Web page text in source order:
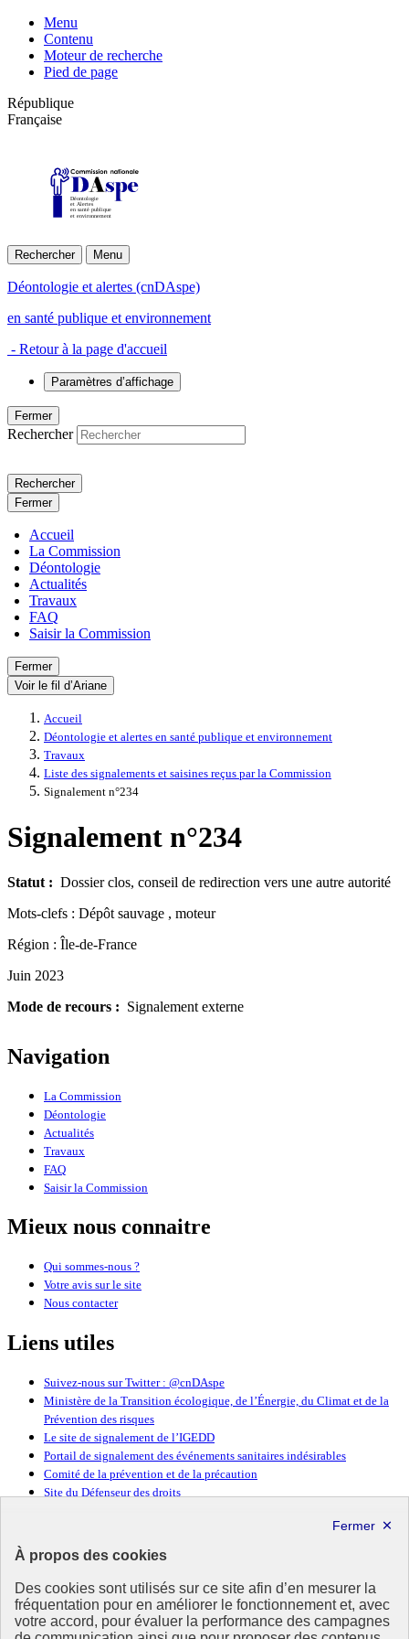
Menu
Contenu
Moteur de recherche
Pied de page
République
Française
Déontologie
et Alertes
en santé publique
et environnement
Rechercher Menu
Déontologie et alertes (cnDAspe)
en santé publique et environnement
- Retour à la page d'accueil
Paramètres d’affichage
Fermer
Rechercher
Rechercher
Fermer
Accueil
La Commission
Déontologie
Actualités
Travaux
FAQ
Saisir la Commission
Fermer
Voir le fil d’Ariane
Accueil
Déontologie et alertes en santé publique et environnement
Travaux
Liste des signalements et saisines reçus par la Commission
Signalement n°234
Signalement n°234
Statut : Dossier clos, conseil de redirection vers une autre autorité
Mots-clefs : Dépôt sauvage , moteur
Région : Île-de-France
Juin 2023
Mode de recours : Signalement externe
Navigation
La Commission
Déontologie
Actualités
Travaux
FAQ
Saisir la Commission
Mieux nous connaitre
Qui sommes-nous ?
Votre avis sur le site
Nous contacter
Liens utiles
Suivez-nous sur Twitter : @cnDAspe
Ministère de la Transition écologique, de l’Énergie, du Climat et de la
Prévention des risques
Le site de signalement de l’IGEDD
Portail de signalement des événements sanitaires indésirables
Comité de la prévention et de la précaution
Site du Défenseur des droits
Déontologie
À propos des cookies
Des cookies sont utilisés sur ce site afin d’en mesurer la
fréquentation pour en améliorer le fonctionnement et, avec
votre accord, pour évaluer la performance des campagnes